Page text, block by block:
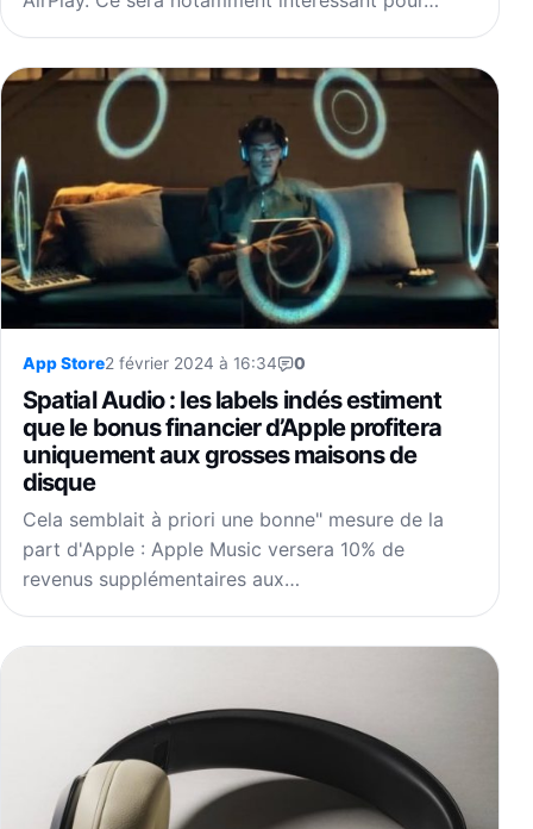
App Store2 février 2024 à 16:34 0
Spatial Audio : les labels indés estiment
que le bonus financier d’Apple profitera
uniquement aux grosses maisons de
disque
Cela semblait à priori une bonne" mesure de la
part d'Apple : Apple Music versera 10% de
revenus supplémentaires aux…